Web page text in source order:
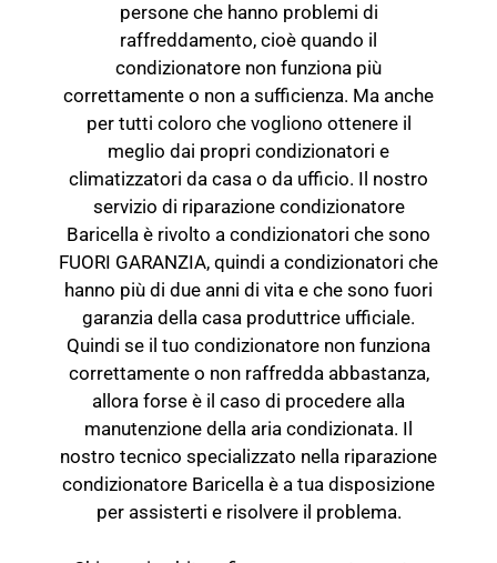
persone che hanno problemi di
raffreddamento, cioè quando il
condizionatore non funziona più
correttamente o non a sufficienza. Ma anche
per tutti coloro che vogliono ottenere il
meglio dai propri condizionatori e
climatizzatori da casa o da ufficio. Il nostro
servizio di riparazione condizionatore
Baricella è rivolto a condizionatori che sono
FUORI GARANZIA, quindi a condizionatori che
hanno più di due anni di vita e che sono fuori
garanzia della casa produttrice ufficiale.
Quindi se il tuo condizionatore non funziona
correttamente o non raffredda abbastanza,
allora forse è il caso di procedere alla
manutenzione della aria condizionata. Il
nostro tecnico specializzato nella riparazione
condizionatore Baricella è a tua disposizione
per assisterti e risolvere il problema.